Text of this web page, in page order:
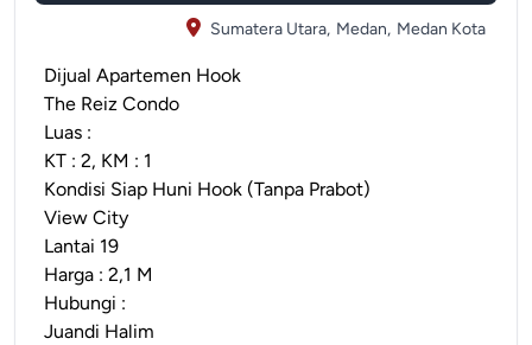
Sumatera Utara, Medan, Medan Kota
Dijual Apartemen Hook
The Reiz Condo
Luas :
KT : 2, KM : 1
Kondisi Siap Huni Hook (Tanpa Prabot)
View City
Lantai 19
Harga : 2,1 M
Hubungi :
Juandi Halim